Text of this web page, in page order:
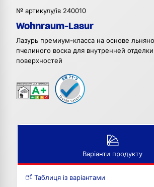
№ артикулу/ів 240010
Wohnraum-Lasur
Лазурь премиум-класса на основе
пчелиного воска для внутренней
поверхностей
Варіанти продукту
Таблиця із варіантами